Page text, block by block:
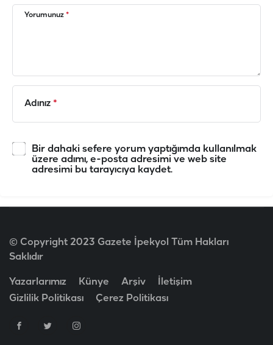
Yorumunuz *
Adınız *
Bir dahaki sefere yorum yaptığımda kullanılmak
üzere adımı, e-posta adresimi ve web site
adresimi bu tarayıcıya kaydet.
© Copyright 2023 Gazete İpekyol Tüm Hakları
Saklıdır
Yazarlarımız Künye Arşiv
İletişim
Gizlilik Politikası
Çerez Politikası